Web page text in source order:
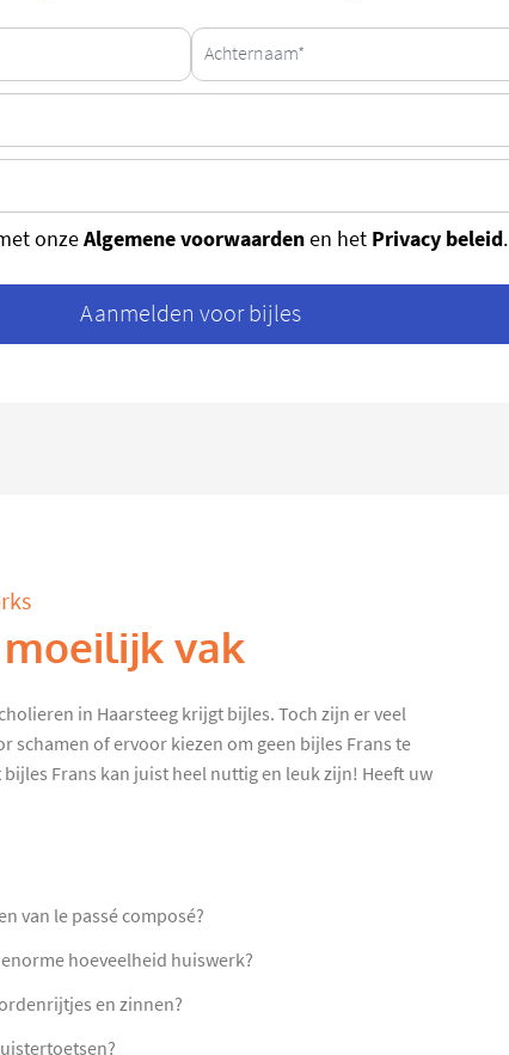
onzeAlgemene voorwaardenen het Privacy beleid.
Aanmelden voor bijles
moeilijk vak
in Haarsteeg krijgt bijles. Toch zijn er veel
schamen of ervoor kiezen om geen bijles Frans te
Frans kan juist heel nuttig en leuk zijn! Heeft uw
van le passé composé?
hoeveelheid huiswerk?
en zinnen?